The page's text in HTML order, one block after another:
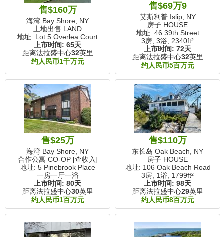
售$160万
海湾 Bay Shore, NY
土地出售 LAND
地址: Lot 5 Overlea Court
上市时间: 65天
距离法拉盛中心32英里
约人民币1千万元
售$69万9
艾斯利普 Islip, NY
房子 HOUSE
地址: 46 39th Street
3房, 3浴, 2340ft²
上市时间: 72天
距离法拉盛中心32英里
约人民币5百万元
售$25万
海湾 Bay Shore, NY
合作公寓 CO-OP [查收入]
地址: 5 Pinebrook Place
一房一厅一浴
上市时间: 80天
距离法拉盛中心30英里
约人民币1百万元
售$110万
东长岛 Oak Beach, NY
房子 HOUSE
地址: 106 Oak Beach Road
3房, 1浴, 1799ft²
上市时间: 98天
距离法拉盛中心29英里
约人民币8百万元